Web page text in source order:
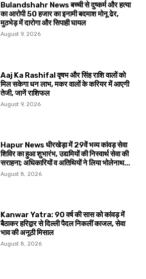
Bulandshahr News बच्ची से दुष्कर्म और हत्या
का आरोपी 50 हजार का इनामी बदमाश मोनू ढेर,
मुठभेड़ में दारोगा और सिपाही घायल
August 9, 2026
Aaj Ka Rashifal वृषभ और सिंह राशि वालों को
मिल सकेगा धन लाभ, मकर वालों के करियर में आएगी
तेजी, जानें राशिफल
August 9, 2026
Hapur News धीरखेड़ा में 29वें भव्य कांवड़ सेवा
शिविर का हुआ शुभारंभ, उद्यमियों की निस्वार्थ सेवा की
सराहना; अधिकारियों व अतिथियों ने लिया भोलेनाथ...
August 8, 2026
Kanwar Yatra: 90 वर्ष की सास को कांवड़ में
बैठाकर हरिद्वार से दिल्ली पैदल निकलीं काजल, सेवा
भाव की अनूठी मिसाल
August 8, 2026